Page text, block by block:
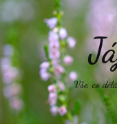
Vše, co